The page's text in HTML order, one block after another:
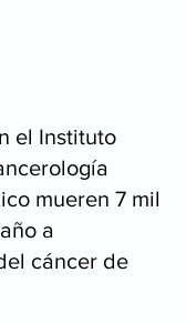
el Instituto
mueren 7 mil
a
cáncer de